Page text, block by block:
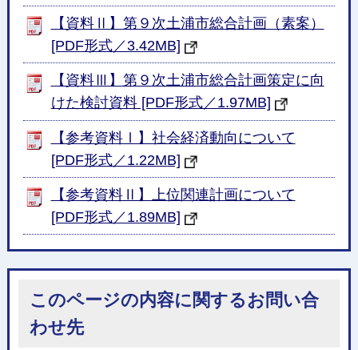
【資料Ⅱ】第９次土浦市総合計画（素案）
[PDF形式／3.42MB]
【資料Ⅲ】第９次土浦市総合計画策定に向
けた検討資料 [PDF形式／1.97MB]
【参考資料Ⅰ】社会経済動向について
[PDF形式／1.22MB]
【参考資料Ⅱ】上位関連計画について
[PDF形式／1.89MB]
このページの内容に関するお問い合
わせ先